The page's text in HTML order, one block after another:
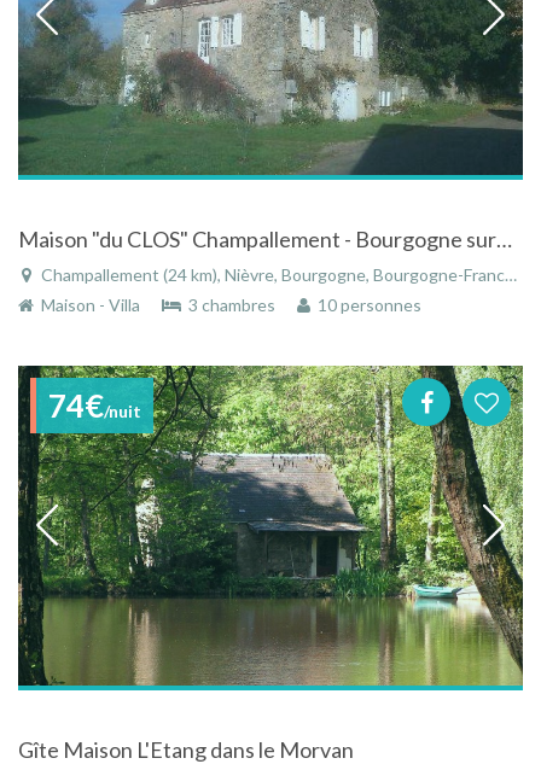
Maison "du CLOS" Champallement - Bourgogne surplombant les abords du Morvan
Champallement (24 km), Nièvre, Bourgogne, Bourgogne-Franche-Comté, France
Maison - Villa
3 chambres 10 personnes
74€/nuit
Gîte Maison L'Etang dans le Morvan